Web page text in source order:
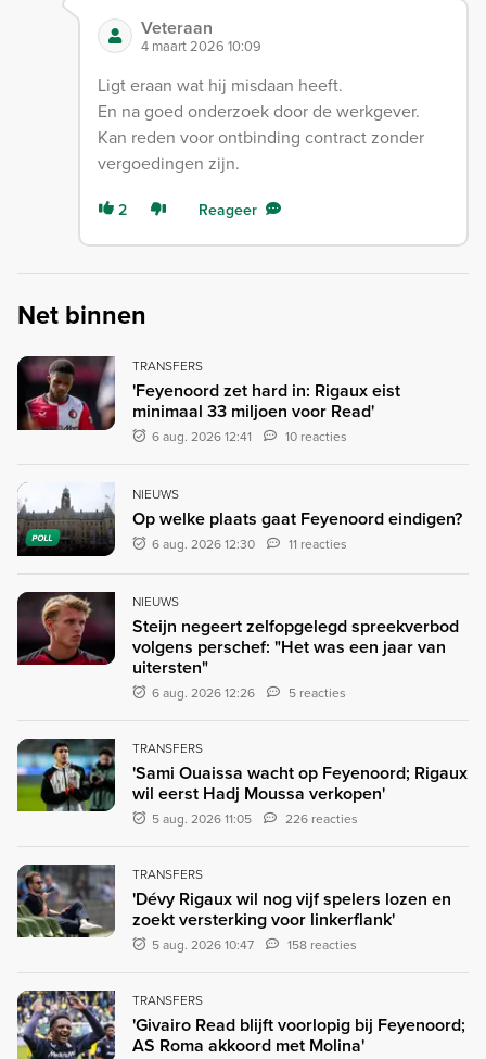
Veteraan
4 maart 2026 10:09
Ligt eraan wat hij misdaan heeft.
En na goed onderzoek door de werkgever.
Kan reden voor ontbinding contract zonder
vergoedingen zijn.
2 Reageer
Net binnen
TRANSFERS
'Feyenoord zet hard in: Rigaux eist
minimaal 33 miljoen voor Read'
6 aug. 2026 12:41 10 reacties
POLL
NIEUWS
Op welke plaats gaat Feyenoord eindigen?
6 aug. 2026 12:30 11 reacties
NIEUWS
Steijn negeert zelfopgelegd spreekverbod
volgens perschef: "Het was een jaar van
uitersten"
6 aug. 2026 12:26 5 reacties
TRANSFERS
'Sami Ouaissa wacht op Feyenoord; Rigaux
wil eerst Hadj Moussa verkopen'
5 aug. 2026 11:05 226 reacties
TRANSFERS
'Dévy Rigaux wil nog vijf spelers lozen en
zoekt versterking voor linkerflank'
5 aug. 2026 10:47 158 reacties
TRANSFERS
'Givairo Read blijft voorlopig bij Feyenoord;
AS Roma akkoord met Molina'